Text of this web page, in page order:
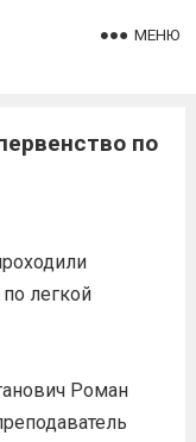
МЕНЮ
по
легкой
Роман